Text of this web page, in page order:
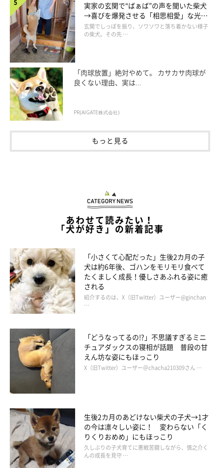
実家の玄関で“ばぁば”の声を聞いた柴犬
→喜びを爆発させる「相思相愛」な光景
にほっこり
玄関でしっぽを振り、ソワソワと落ち着かない様子
の柴犬。その先 …
「肉球放置」絶対やめて。 カサカサ肉球が
良くない理由、実は...
PR(AIGATE株式会社)
もっと見る
あわせて読みたい！
「犬が好き」の新着記事
「小さくて心配だった」生後2カ月の子
犬は約6年後、ゴハンをモリモリ食べて
たくましく成長！優しさあふれる姿に癒
される
紹介するのは、X（旧Twitter）ユーザー@ginchan
…
「どうなってるの!?」不思議すぎるミニ
チュアダックスの寝相が話題 普段の甘
えん坊な姿にもほっこり
X（旧Twitter）ユーザー＠chacha210309さん …
生後2カ月のあどけない柴犬の子犬→1才
の今は凛々しい姿に！ 変わらない「く
りくりおめめ」にもほっこり
久しぶりの子犬育てに悪戦苦闘しながら、慎之介く
んの成長を見守 …